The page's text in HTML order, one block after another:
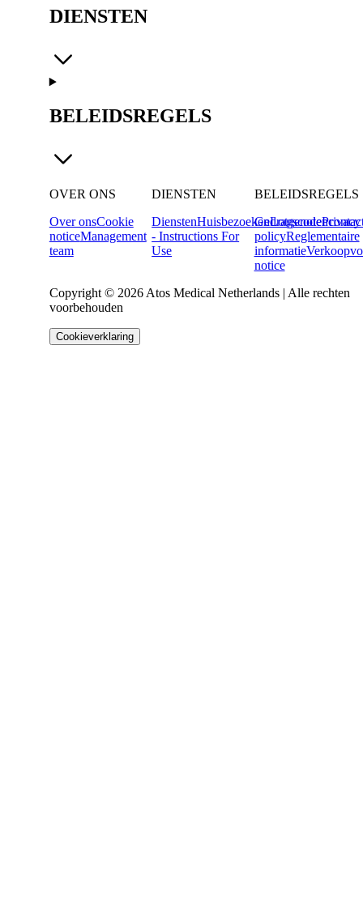
DIENSTEN
BELEIDSREGELS
OVER ONS
Over onsCookie
noticeManagement
team
DIENSTEN
DienstenHuisbezoeken
- Instructions For
Use
BELEIDSREGELS
GedragscodePrivacy
policyReglementaire
informatie
notice
Copyright © 2026 Atos Medical Netherlands | Alle rechten
voorbehouden
Cookieverklaring